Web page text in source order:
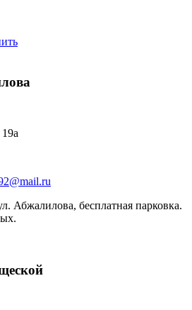
Абжалилова, бесплатная парковка.